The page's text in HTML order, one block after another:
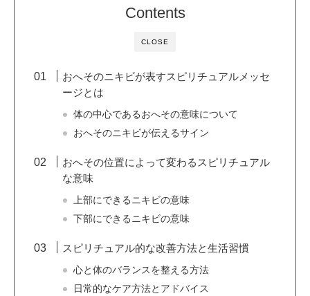
CLOSE
Contents
おへそのニキビが表すスピリチュアルメッセ
ージとは
体の中心であるおへその意味について
おへそのニキビが伝えるサイン
おへその位置によって変わるスピリチュアル
な意味
上部にできるニキビの意味
下部にできるニキビの意味
スピリチュアル的な改善方法と生活習慣
心と体のバランスを整える方法
日常的なケア方法とアドバイス